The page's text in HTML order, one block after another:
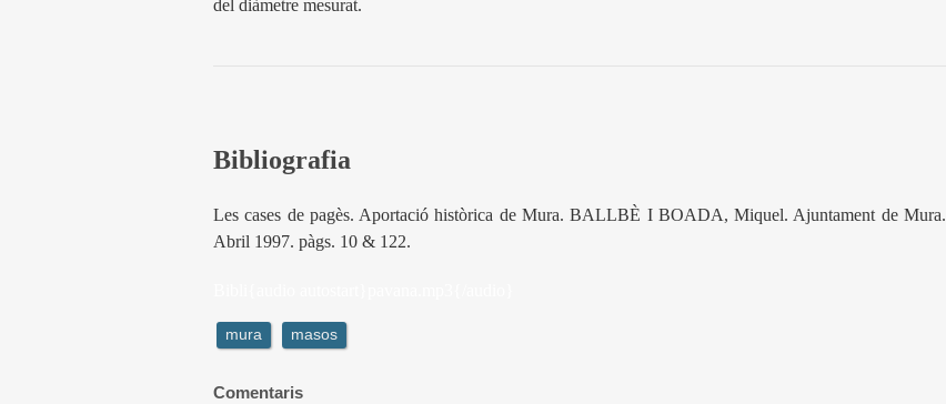
del diàmetre mesurat.
Bibliografia
Les cases de pagès. Aportació històrica de Mura. BALLBÈ I BOADA, Miquel. Ajuntament de Mura.
Abril 1997. pàgs. 10 & 122.
mura masos
Comentaris